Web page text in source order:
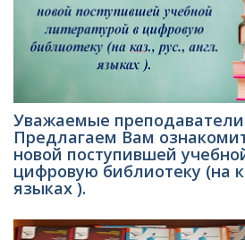
Уважаемые
Предлагаем Вам
новой поступившей
цифровую библиотеку (на
языках ).